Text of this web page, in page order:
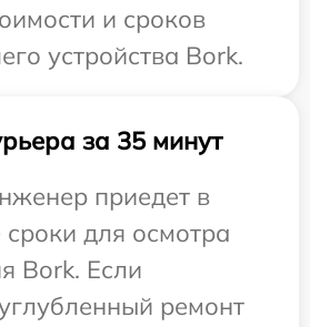
и сроков
устройства Bork.
за 35 минут
приедет в
для осмотра
Bork. Если
ремонт